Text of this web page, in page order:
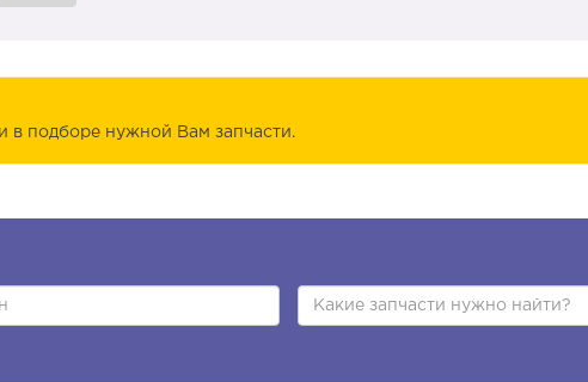
подборе нужной Вам запчасти.